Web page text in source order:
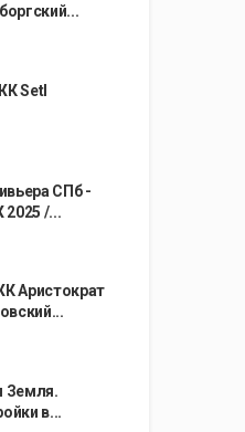
Setl
СПб -
/...
Аристократ
Земля.
в...